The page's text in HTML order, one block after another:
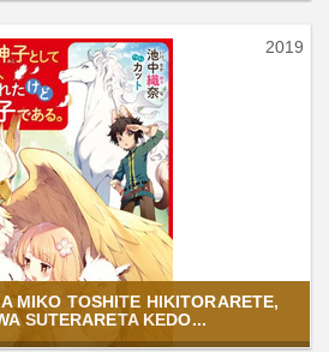
2019
MIKO TOSHITE HIKITORARETE,
SUTERARETA KEDO...